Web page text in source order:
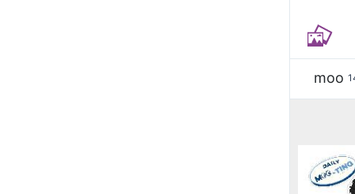
moo